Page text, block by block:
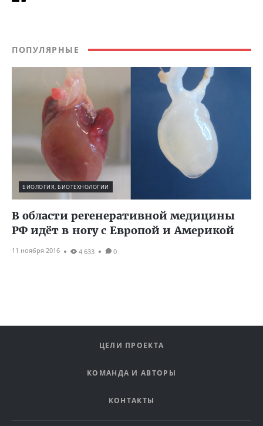
ПОПУЛЯРНЫЕ
БИОЛОГИЯ, БИОТЕХНОЛОГИИ
В области регенеративной медицины
РФ идёт в ногу с Европой и Америкой
11 ноября 2016 4 633 0
ЦЕЛИ ПРОЕКТА
КОМАНДА И АВТОРЫ
КОНТАКТЫ